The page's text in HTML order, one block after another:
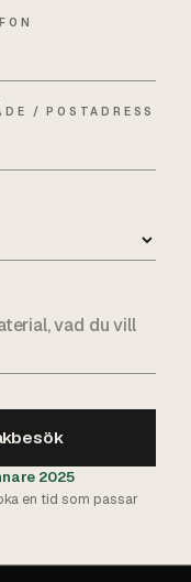
/ POSTADRESS
2025
en tid som passar